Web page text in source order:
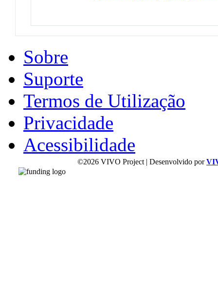
Sobre
Suporte
Termos de Utilização
Privacidade
Acessibilidade
©2026 VIVO Project | Desenvolvido por